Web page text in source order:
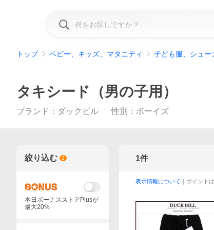
トップ ベビー、キッズ、マタニティ 子ども服、シュー
タキシード（男の子用）
ブランド ： ダックビル 性別 ： ボーイズ
1件
表示情報について ｜ポイント
絞り込む 2
本日ボーナスストアPlusが
最大20%